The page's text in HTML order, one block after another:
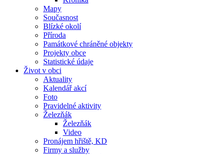
Mapy
Současnost
Blízké okolí
Příroda
Památkové chráněné objekty
Projekty obce
Statistické údaje
Život v obci
Aktuality
Kalendář akcí
Foto
Pravidelné aktivity
Železňák
Železňák
Video
Pronájem hřiště, KD
Firmy a služby